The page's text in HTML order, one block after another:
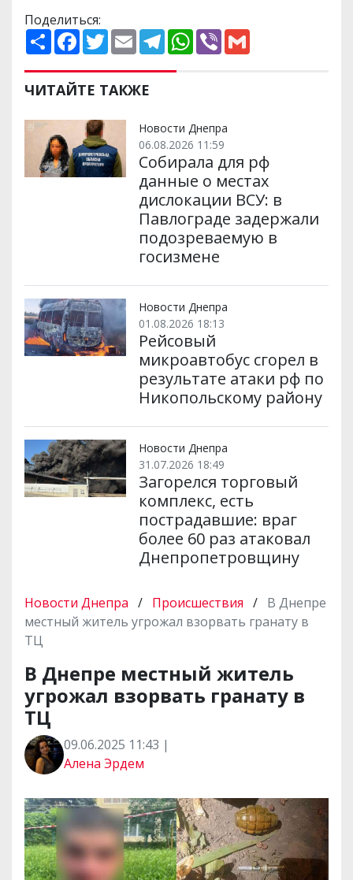
Поделиться:
П
о
и
р
и
и
F
a
e
b
o
k
T
w
t
t
e
E
m
i
l
T
e
e
m
W
h
p
V
ЧИТАЙТЕ ТАКЖЕ
Новости Днепра
06.08.2026 11:59
Собирала для рф
данные о местах
дислокации ВСУ: в
Павлограде задержали
подозреваемую в
госизмене
Новости Днепра
01.08.2026 18:13
Рейсовый
микроавтобус сгорел в
результате атаки рф по
Никопольскому району
Новости Днепра
31.07.2026 18:49
Загорелся торговый
комплекс, есть
пострадавшие: враг
более 60 раз атаковал
Днепропетровщину
Новости Днепра / Происшествия / В Днепре
местный житель угрожал взорвать гранату в
ТЦ
В Днепре местный житель
угрожал взорвать гранату в
ТЦ
09.06.2025 11:43 |
Алена Эрдем